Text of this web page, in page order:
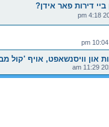
ביי דירות פאר אידן?
און וויסנשאפט, אויף 'קול